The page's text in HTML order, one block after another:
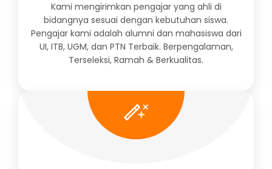
Kami mengirimkan pengajar yang ahli di
bidangnya sesuai dengan kebutuhan siswa.
Pengajar kami adalah alumni dan mahasiswa dari
UI, ITB, UGM, dan PTN Terbaik. Berpengalaman,
Terseleksi, Ramah & Berkualitas.